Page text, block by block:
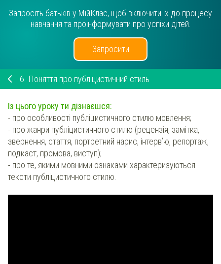
Запросіть батьків у МійКлас, щоб включити їх до процесу
навчання та проінформувати про успіхи дітей.
Запросити
6. Поняття про публіцистичний стиль
Із цього уроку ти дізнаєшся:
- про особливості публіцистичного стилю мовлення;
- про жанри публіцистичного стилю (рецензія, замітка,
звернення, стаття, портретний нарис, інтерв’ю, репортаж,
подкаст, промова, виступ);
- про те, якими мовними ознаками характеризуються
тексти публіцистичного стилю.